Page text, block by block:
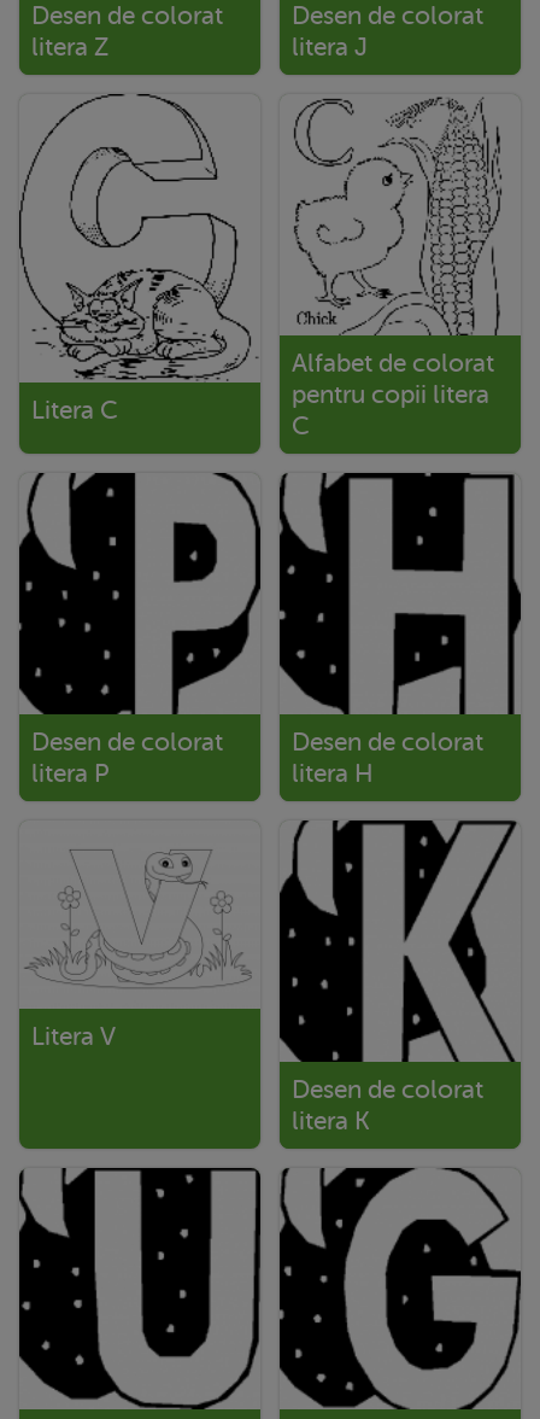
Desen de colorat
litera Z
Desen de colorat
litera J
Litera C
Alfabet de colorat
pentru copii litera
C
Desen de colorat
litera P
Desen de colorat
litera H
Litera V
Desen de colorat
litera K